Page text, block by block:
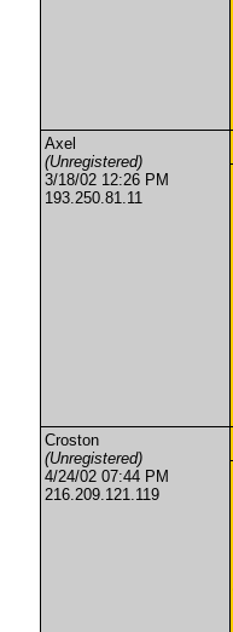
Axel
(Unregistered)
3/18/02 12:26 PM
193.250.81.11
Croston
(Unregistered)
4/24/02 07:44 PM
216.209.121.119